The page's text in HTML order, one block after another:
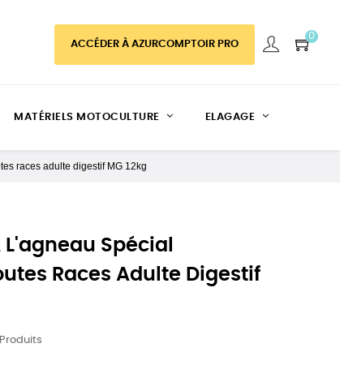
ACCÉDER À AZURCOMPTOIR PRO
0
MATÉRIELS MOTOCULTURE ELAGAGE
races adulte digestif MG 12kg
Spécial
Races Adulte Digestif